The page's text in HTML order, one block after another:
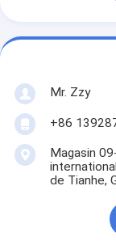
Mr. Zzy
+86
Magasin
de Tianhe,